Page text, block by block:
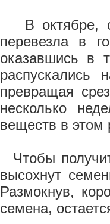
В октябре, с
перевезла в
оказавшись в
превращая
несколько
веществ в этом
Чтобы
высохнут
Размокнув,
семена,